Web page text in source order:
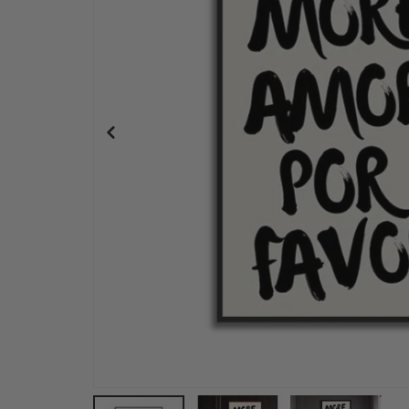
Personalisiertes Poster - Individueller Karten-